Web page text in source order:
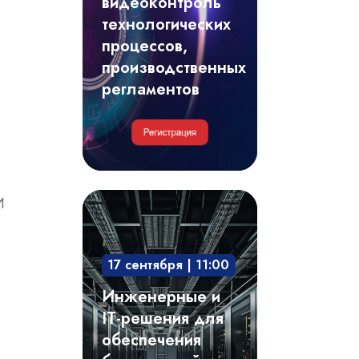
регламентов
технологических
процессов,
производственных
регламентов
Инженерные
и
IT-
решения
для
обеспечения
безотказной
17 сентября | 11:00
Инженерные и
IT-решения для
обеспечения